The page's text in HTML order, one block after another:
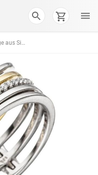
Farben und Formen